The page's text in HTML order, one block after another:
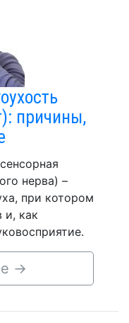
причины,
нерва) –
при котором
и, как
→